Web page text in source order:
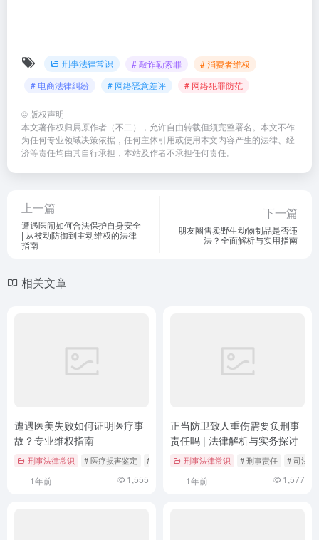
刑事法律常识 # 敲诈勒索罪
# 消费者维权
# 电商法律纠纷
# 网络恶意差评 # 网络犯罪防范
© 版权声明
本文著作权归属原作者（不二），允许自由转载但须完整署名。本文不作
为任何专业领域决策依据，任何主体引用或使用本文内容产生的法律、经
济等责任均由其自行承担，本站及作者不承担任何责任。
上一篇
遭遇医闹如何合法保护自身安全
| 从被动防御到主动维权的法律
指南
下一篇
朋友圈售卖野生动物制品是否违
法？全面解析与实用指南
相关文章
遭遇医美失败如何证明医疗事
故？专业维权指南
刑事法律常识 # 医疗损害鉴定 # 医疗法律实务 # 医美事故维权
1年前 1,555
正当防卫致人重伤需要负刑事
责任吗 | 法律解析与实务探讨
刑事法律常识 # 刑事责任 # 司法实
1年前 1,577